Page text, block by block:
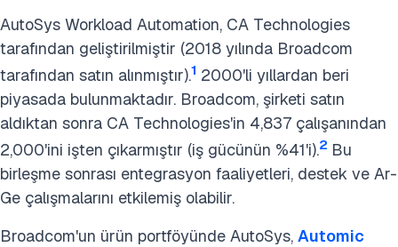
AutoSys Workload Automation, CA Technologies
tarafından geliştirilmiştir (2018 yılında Broadcom
tarafından satın alınmıştır).1 2000'li yıllardan beri
piyasada bulunmaktadır. Broadcom, şirketi satın
aldıktan sonra CA Technologies'in 4,837 çalışanından
2,000'ini işten çıkarmıştır (iş gücünün %41'i).2 Bu
birleşme sonrası entegrasyon faaliyetleri, destek ve Ar-
Ge çalışmalarını etkilemiş olabilir.
Broadcom'un ürün portföyünde AutoSys, Automic